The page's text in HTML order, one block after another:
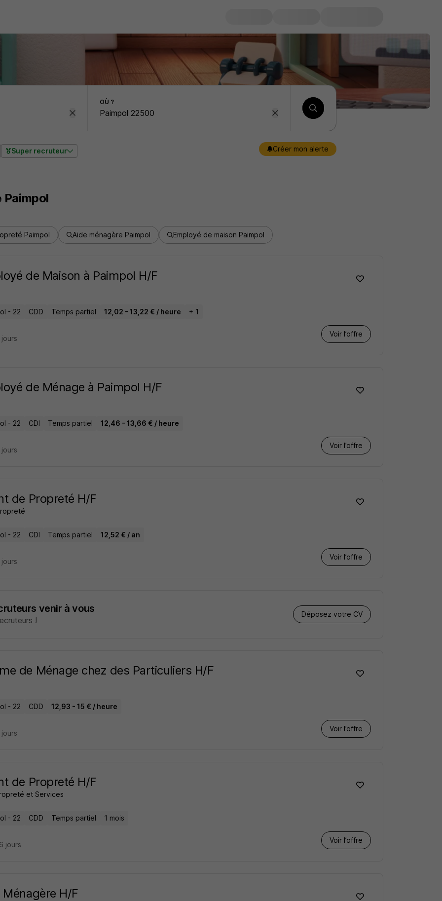
OÙ ?
Super recruteur Créer mon alerte
Paimpol Aide ménagère Paimpol Employé de maison Paimpol
de Maison à Paimpol H/F
- 22 CDD Temps partiel 12,02 - 13,22 € / heure + 1
Voir l’offre
de Ménage à Paimpol H/F
- 22 CDI Temps partiel 12,46 - 13,66 € / heure
Voir l’offre
de Propreté H/F
- 22 CDI Temps partiel 12,52 € / an
Voir l’offre
venir à vous
!
Déposez votre CV
de Ménage chez des Particuliers H/F
- 22 CDD 12,93 - 15 € / heure
Voir l’offre
de Propreté H/F
et Services
- 22 CDD Temps partiel 1 mois
Voir l’offre
jours
Ménagère H/F